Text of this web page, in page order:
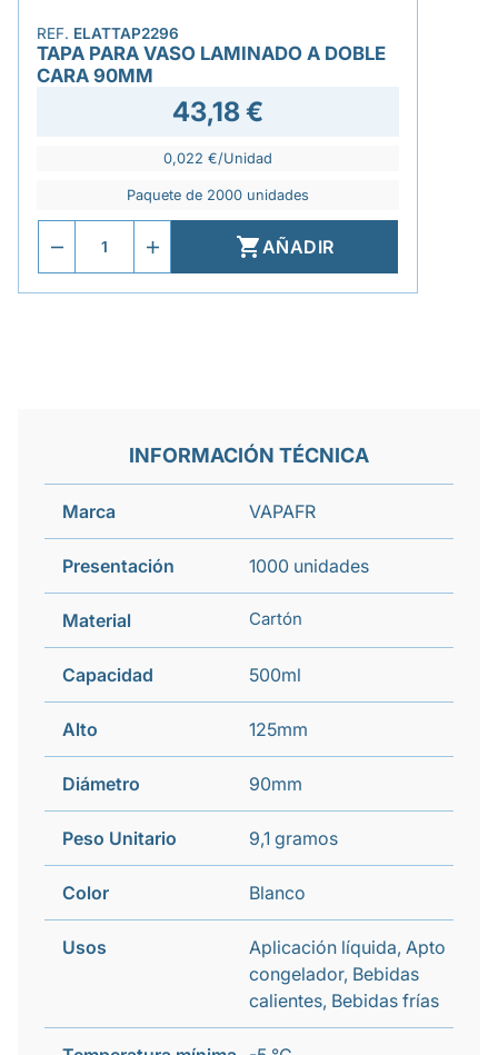
REF. ELATTAP2296
TAPA PARA VASO LAMINADO A DOBLE
CARA 90MM
43,18 €
0,022 €/Unidad
Paquete de 2000 unidades
AÑADIR
INFORMACIÓN TÉCNICA
Marca VAPAFR
Presentación 1000 unidades
Material Cartón
Capacidad 500ml
Alto 125mm
Diámetro 90mm
Peso Unitario 9,1 gramos
Color Blanco
Usos
Aplicación líquida, Apto
congelador, Bebidas
calientes, Bebidas frías